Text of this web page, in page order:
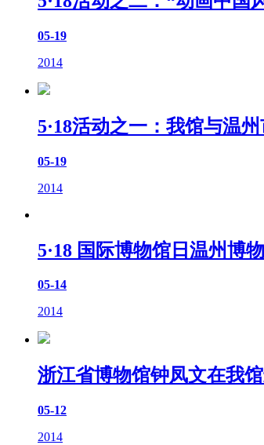
05-19
2014
5·18活动之一：我馆与温
05-19
2014
5·18 国际博物馆日温州博
05-14
2014
浙江省博物馆钟凤文在我
05-12
2014